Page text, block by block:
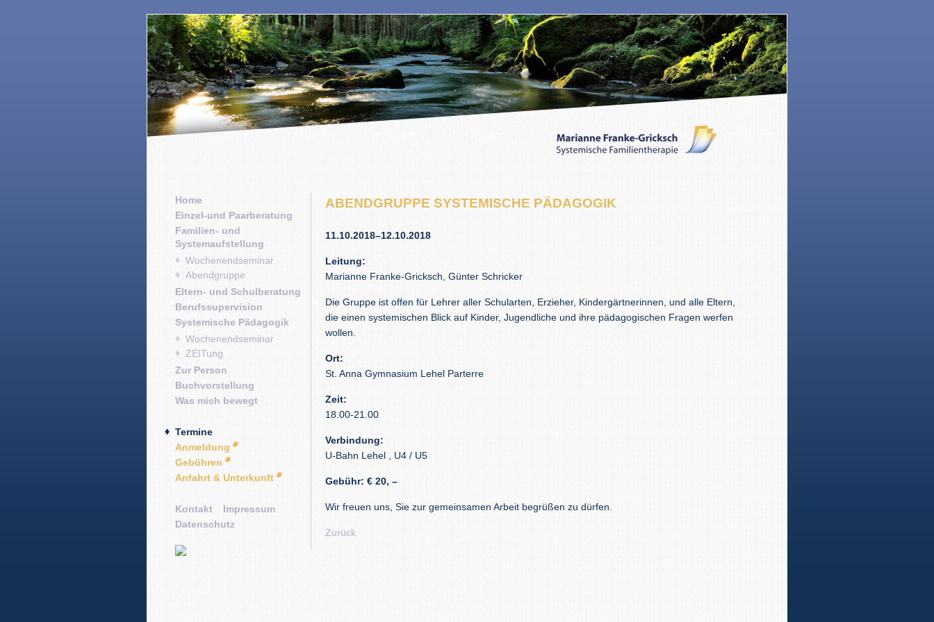
Home
Einzel-und Paarberatung
Familien- und
Systemaufstellung
Wochenendseminar
Abendgruppe
Eltern- und Schulberatung
Berufssupervision
Systemische Pädagogik
Wochenendseminar
ZEITung
Zur Person
Buchvorstellung
Was mich bewegt
Termine
Anmeldung
Gebühren
Anfahrt & Unterkunft
Kontakt
Impressum
Datenschutz
ABENDGRUPPE SYSTEMISCHE PÄDAGOGIK
11.10.2018–12.10.2018
Leitung:
Marianne Franke-Gricksch, Günter Schricker
Die Gruppe ist offen für Lehrer aller Schularten, Erzieher, Kindergärtnerinnen, und alle Eltern,
die einen systemischen Blick auf Kinder, Jugendliche und ihre pädagogischen Fragen werfen
wollen.
Ort:
St. Anna Gymnasium Lehel Parterre
Zeit:
18.00-21.00
Verbindung:
U-Bahn Lehel , U4 / U5
Gebühr: € 20, –
Wir freuen uns, Sie zur gemeinsamen Arbeit begrüßen zu dürfen.
Zurück